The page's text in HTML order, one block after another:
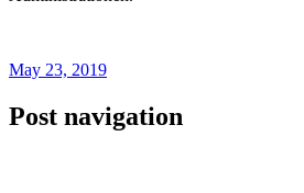
May 23, 2019
Post navigation